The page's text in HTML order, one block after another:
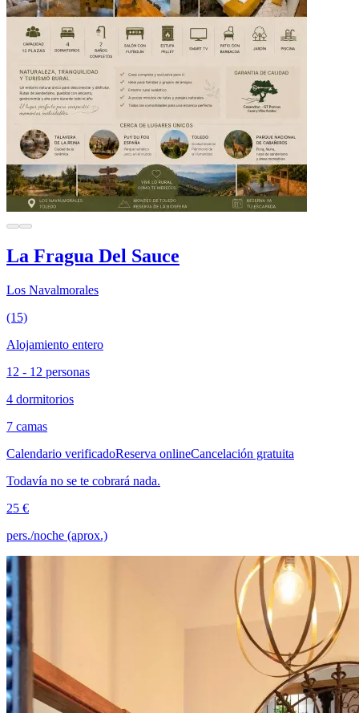
La Fragua Del Sauce
Los Navalmorales
(15)
Alojamiento entero
12 - 12 personas
4 dormitorios
7 camas
Calendario verificadoReserva onlineCancelación gratuita
Todavía no se te cobrará nada.
25 €
pers./noche (aprox.)